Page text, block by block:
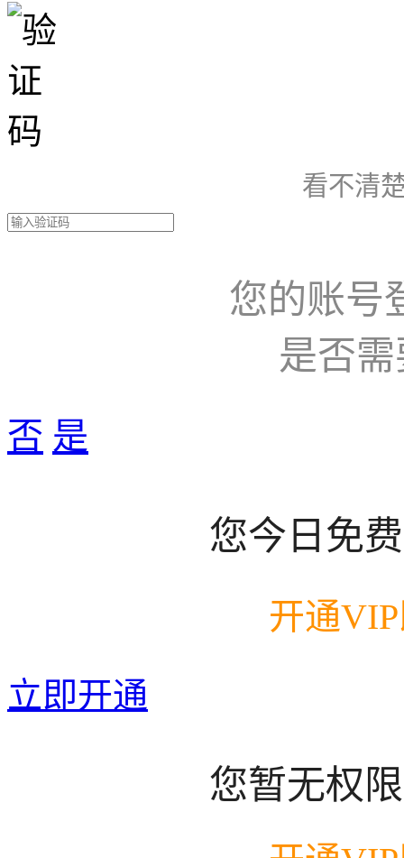
看不清
您的账号
是否
否 是
您今日免
开通
立即开通
您暂无权